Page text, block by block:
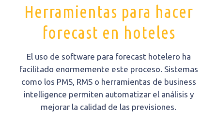
Herramientas para hacer
forecast en hoteles
El uso de software para forecast hotelero ha
facilitado enormemente este proceso. Sistemas
como los PMS, RMS o herramientas de business
intelligence permiten automatizar el análisis y
mejorar la calidad de las previsiones.